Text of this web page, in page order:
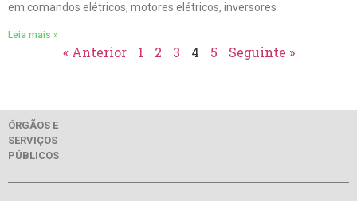
em comandos elétricos, motores elétricos, inversores
Leia mais »
« Anterior 1 2 3 4 5 Seguinte »
ÓRGÃOS E
SERVIÇOS
PÚBLICOS